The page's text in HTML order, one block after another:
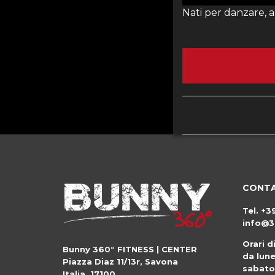
Nati per danzare,
Bunny 360° FITNESS | CENTER
Piazza Diaz 11/13r, Savona
Tel.
Orari
da